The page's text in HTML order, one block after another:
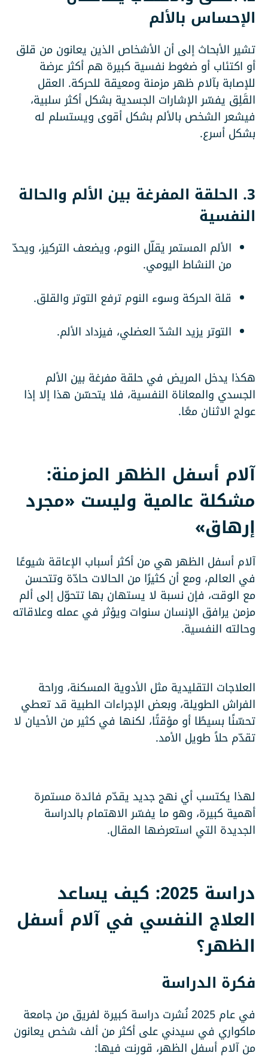
الإحساس بالألم
تشير الأبحاث إلى أن الأشخاص الذين يعانون من قلق
أو اكتئاب أو ضغوط نفسية كبيرة هم أكثر عرضة
للإصابة بآلام ظهر مزمنة ومعيقة للحركة. العقل
القَلِق يفسّر الإشارات الجسدية بشكل أكثر سلبية،
فيشعر الشخص بالألم بشكل أقوى ويستسلم له
بشكل أسرع.
3. الحلقة المفرغة بين الألم والحالة
النفسية
الألم المستمر يقلّل النوم، ويضعف التركيز، ويحدّ
من النشاط اليومي.
قلة الحركة وسوء النوم ترفع التوتر والقلق.
التوتر يزيد الشدّ العضلي، فيزداد الألم.
هكذا يدخل المريض في حلقة مفرغة بين الألم
الجسدي والمعاناة النفسية، فلا يتحسّن هذا إلا إذا
عولج الاثنان معًا.
آلام أسفل الظهر المزمنة:
مشكلة عالمية وليست «مجرد
إرهاق»
آلام أسفل الظهر هي من أكثر أسباب الإعاقة شيوعًا
في العالم، ومع أن كثيرًا من الحالات حادّة وتتحسن
مع الوقت، فإن نسبة لا يستهان بها تتحوّل إلى ألم
مزمن يرافق الإنسان سنوات ويؤثر في عمله وعلاقاته
وحالته النفسية.
العلاجات التقليدية مثل الأدوية المسكنة، وراحة
الفراش الطويلة، وبعض الإجراءات الطبية قد تعطي
تحسّنًا بسيطًا أو مؤقتًا، لكنها في كثير من الأحيان لا
تقدّم حلاً طويل الأمد.
لهذا يكتسب أي نهج جديد يقدّم فائدة مستمرة
أهمية كبيرة، وهو ما يفسّر الاهتمام بالدراسة
الجديدة التي استعرضها المقال.
دراسة 2025: كيف يساعد
العلاج النفسي في آلام أسفل
الظهر؟
فكرة الدراسة
في عام 2025 نُشرت دراسة كبيرة لفريق من جامعة
ماكواري في سيدني على أكثر من ألف شخص يعانون
من آلام أسفل الظهر، قورنت فيها: